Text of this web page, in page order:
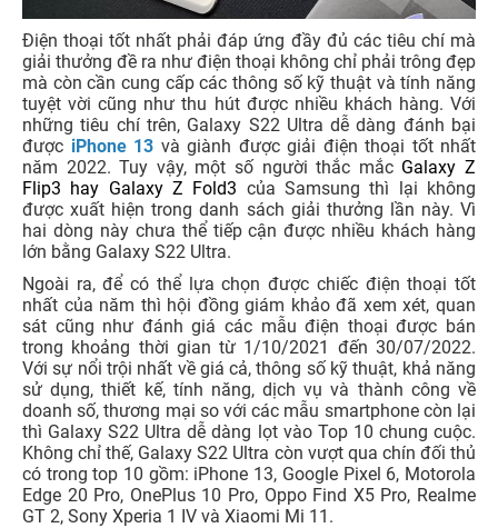
Điện thoại tốt nhất phải đáp ứng đầy đủ các tiêu chí mà
giải thưởng đề ra như điện thoại không chỉ phải trông đẹp
mà còn cần cung cấp các thông số kỹ thuật và tính năng
tuyệt vời cũng như thu hút được nhiều khách hàng. Với
những tiêu chí trên, Galaxy S22 Ultra dễ dàng đánh bại
được iPhone 13 và giành được giải điện thoại tốt nhất
năm 2022. Tuy vậy, một số người thắc mắc Galaxy Z
Flip3 hay Galaxy Z Fold3 của Samsung thì lại không
được xuất hiện trong danh sách giải thưởng lần này. Vì
hai dòng này chưa thể tiếp cận được nhiều khách hàng
lớn bằng Galaxy S22 Ultra.
Ngoài ra, để có thể lựa chọn được chiếc điện thoại tốt
nhất của năm thì hội đồng giám khảo đã xem xét, quan
sát cũng như đánh giá các mẫu điện thoại được bán
trong khoảng thời gian từ 1/10/2021 đến 30/07/2022.
Với sự nổi trội nhất về giá cả, thông số kỹ thuật, khả năng
sử dụng, thiết kế, tính năng, dịch vụ và thành công về
doanh số, thương mại so với các mẫu smartphone còn lại
thì Galaxy S22 Ultra dễ dàng lọt vào Top 10 chung cuộc.
Không chỉ thế, Galaxy S22 Ultra còn vượt qua chín đối thủ
có trong top 10 gồm: iPhone 13, Google Pixel 6, Motorola
Edge 20 Pro, OnePlus 10 Pro, Oppo Find X5 Pro, Realme
GT 2, Sony Xperia 1 IV và Xiaomi Mi 11.